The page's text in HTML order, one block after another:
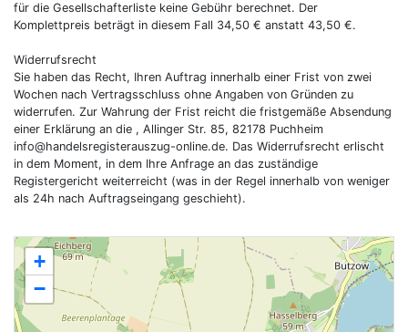
+
−
für die Gesellschafterliste keine Gebühr berechnet. Der
Komplettpreis beträgt in diesem Fall 34,50 € anstatt 43,50 €.
Widerrufsrecht
Sie haben das Recht, Ihren Auftrag innerhalb einer Frist von zwei
Wochen nach Vertragsschluss ohne Angaben von Gründen zu
widerrufen. Zur Wahrung der Frist reicht die fristgemäße Absendung
einer Erklärung an die , Allinger Str. 85, 82178 Puchheim
info@handelsregisterauszug-online.de. Das Widerrufsrecht erlischt
in dem Moment, in dem Ihre Anfrage an das zuständige
Registergericht weiterreicht (was in der Regel innerhalb von weniger
als 24h nach Auftragseingang geschieht).